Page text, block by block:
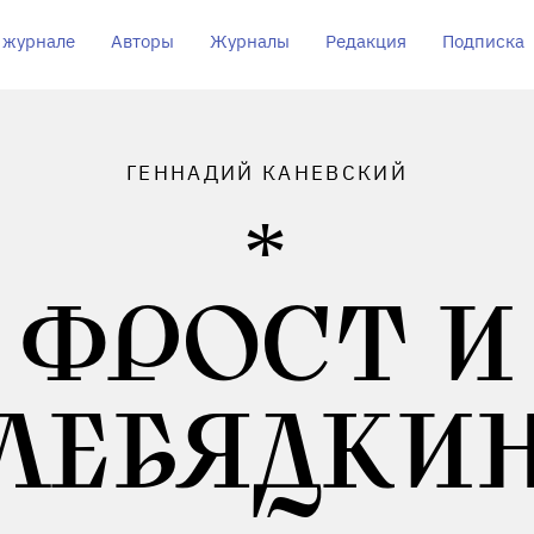
Авторы Журналы Редакция Подписка
ГЕННАДИЙ КАНЕВСКИЙ
ФРОСТ И